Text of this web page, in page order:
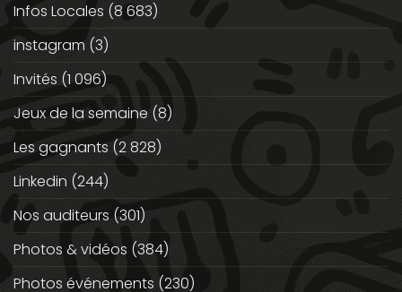
Infos Locales (8 683)
instagram (3)
Invités (1 096)
Jeux de la semaine (8)
Les gagnants (2 828)
Linkedin (244)
Nos auditeurs (301)
Photos & vidéos (384)
Photos événements (230)